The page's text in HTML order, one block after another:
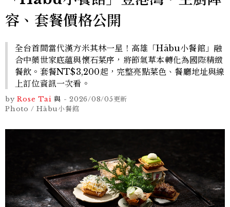
容、套餐價格公開
全台首間當代漢方米其林一星！高雄「Hābu小餐館」融
合中藥世家底蘊與懷石菜序，將節氣草本轉化為國際精緻
餐飲。套餐NT$3,200起，完整亮點菜色、餐廳地址與線
上訂位資訊一次看。
by Rose Tai 與 - 2026/08/05更新
Photo / Hābu小餐館